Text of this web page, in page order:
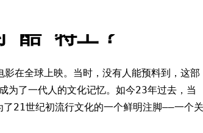
迪塞尔如何用滑板
酷”特工？
在全球上映。当时，没有人能预料到，这部
了一代人的文化记忆。如今23年过去，当
21世纪初流行文化的一个鲜明注脚——一个关